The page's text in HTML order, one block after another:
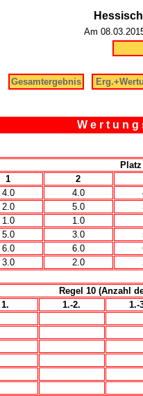
Am
Gesamtergebnis
W e r t u n
1
2
4.0 4.0
2.0 5.0
1.0 1.0
5.0 3.0
6.0 6.0
3.0 2.0
Regel 10 (Anzahl
1.
1.-2.